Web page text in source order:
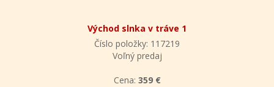
Východ slnka v tráve 1
Číslo položky: 117219
Voľný predaj
Cena: 359 €